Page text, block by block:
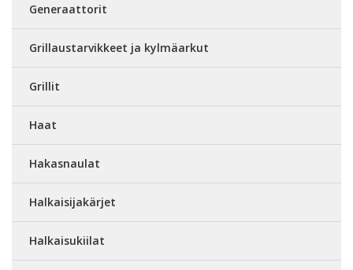
Generaattorit
Grillaustarvikkeet ja kylmäarkut
Grillit
Haat
Hakasnaulat
Halkaisijakärjet
Halkaisukiilat